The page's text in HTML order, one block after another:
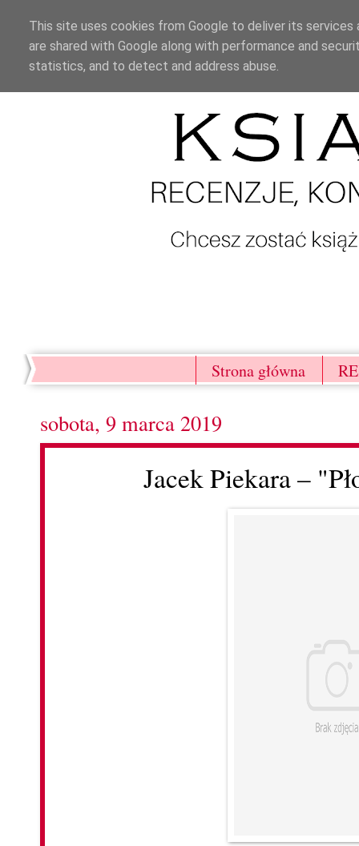
Strona główna
sobota, 9 marca 2019
Jacek Piekara –
This site uses cookies from Google to deliver its
are shared with Google along with performance and
statistics, and to detect and address abuse.